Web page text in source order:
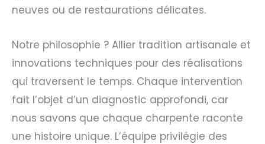
neuves ou de restaurations délicates.
Notre philosophie ? Allier tradition artisanale et
innovations techniques pour des réalisations
qui traversent le temps. Chaque intervention
fait l’objet d’un diagnostic approfondi, car
nous savons que chaque charpente raconte
une histoire unique. L’équipe privilégie des